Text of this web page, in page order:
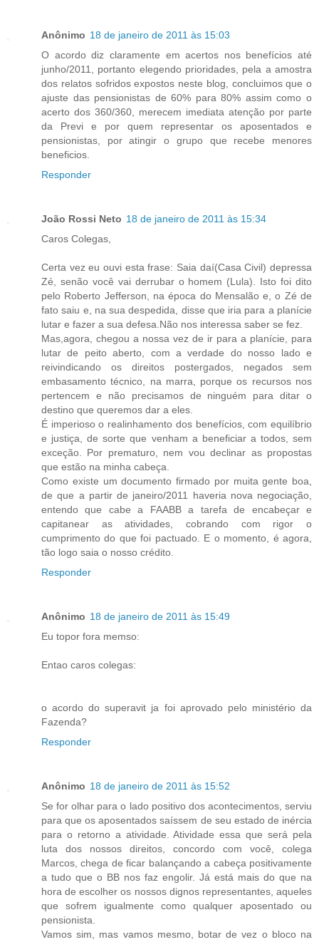
Anônimo 18 de janeiro de 2011 às 15:03
O acordo diz claramente em acertos nos benefícios até
junho/2011, portanto elegendo prioridades, pela a amostra
dos relatos sofridos expostos neste blog, concluimos que o
ajuste das pensionistas de 60% para 80% assim como o
acerto dos 360/360, merecem imediata atenção por parte
da Previ e por quem representar os aposentados e
pensionistas, por atingir o grupo que recebe menores
beneficios.
Responder
João Rossi Neto 18 de janeiro de 2011 às 15:34
Caros Colegas,
Certa vez eu ouvi esta frase: Saia daí(Casa Civil) depressa
Zé, senão você vai derrubar o homem (Lula). Isto foi dito
pelo Roberto Jefferson, na época do Mensalão e, o Zé de
fato saiu e, na sua despedida, disse que iria para a planície
lutar e fazer a sua defesa.Não nos interessa saber se fez.
Mas,agora, chegou a nossa vez de ir para a planície, para
lutar de peito aberto, com a verdade do nosso lado e
reivindicando os direitos postergados, negados sem
embasamento técnico, na marra, porque os recursos nos
pertencem e não precisamos de ninguém para ditar o
destino que queremos dar a eles.
É imperioso o realinhamento dos benefícios, com equilíbrio
e justiça, de sorte que venham a beneficiar a todos, sem
exceção. Por prematuro, nem vou declinar as propostas
que estão na minha cabeça.
Como existe um documento firmado por muita gente boa,
de que a partir de janeiro/2011 haveria nova negociação,
entendo que cabe a FAABB a tarefa de encabeçar e
capitanear as atividades, cobrando com rigor o
cumprimento do que foi pactuado. E o momento, é agora,
tão logo saia o nosso crédito.
Responder
Anônimo 18 de janeiro de 2011 às 15:49
Eu topor fora memso:
Entao caros colegas:
o acordo do superavit ja foi aprovado pelo ministério da
Fazenda?
Responder
Anônimo 18 de janeiro de 2011 às 15:52
Se for olhar para o lado positivo dos acontecimentos, serviu
para que os aposentados saíssem de seu estado de inércia
para o retorno a atividade. Atividade essa que será pela
luta dos nossos direitos, concordo com você, colega
Marcos, chega de ficar balançando a cabeça positivamente
a tudo que o BB nos faz engolir. Já está mais do que na
hora de escolher os nossos dignos representantes, aqueles
que sofrem igualmente como qualquer aposentado ou
pensionista.
Vamos sim, mas vamos mesmo, botar de vez o bloco na